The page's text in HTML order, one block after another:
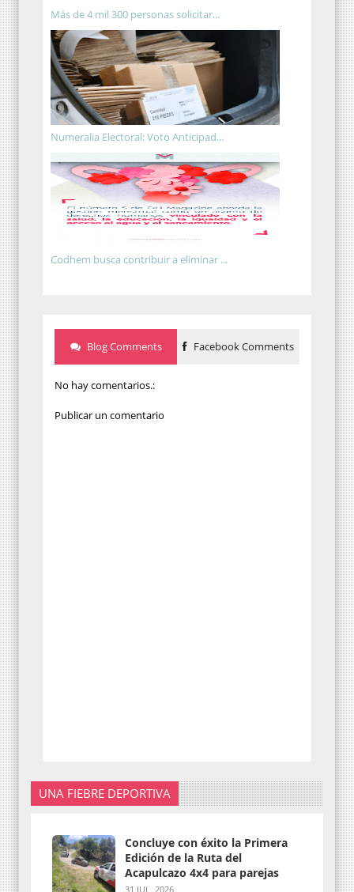
Más de 4 mil 300 personas solicitar...
Numeralia Electoral: Voto Anticipad...
Codhem busca contribuir a eliminar ...
Blog Comments Facebook Comments
No hay comentarios.:
Publicar un comentario
UNA FIEBRE DEPORTIVA
Concluye con éxito la Primera
Edición de la Ruta del
Acapulcazo 4x4 para parejas
31 JUL. 2026